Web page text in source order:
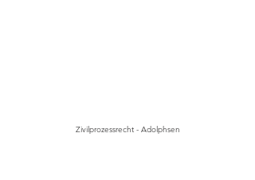
Zivilprozessrecht - Adolphsen